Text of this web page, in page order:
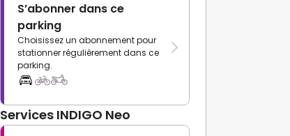
S’abonner dans ce
parking
Choisissez un abonnement pour
stationner régulièrement dans ce
parking.
Services INDIGO Neo